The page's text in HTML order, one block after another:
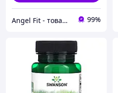
Angel Fit - товари для здоров'я, спорту та активного життя 99%